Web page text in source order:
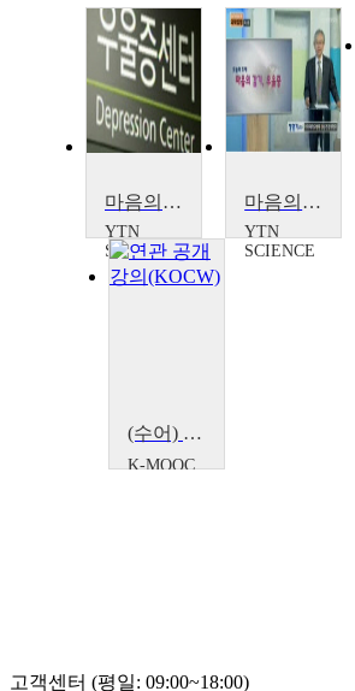
마음의 감기 우울증
YTN
SCIENCE
마음의 감기, 우울증
YTN
SCIENCE
(수어) 위대한 수업2(GREAT MINDS) : 정신건강 특집 <우울장애>
K-MOOC
고객센터 (평일: 09:00~18:00)